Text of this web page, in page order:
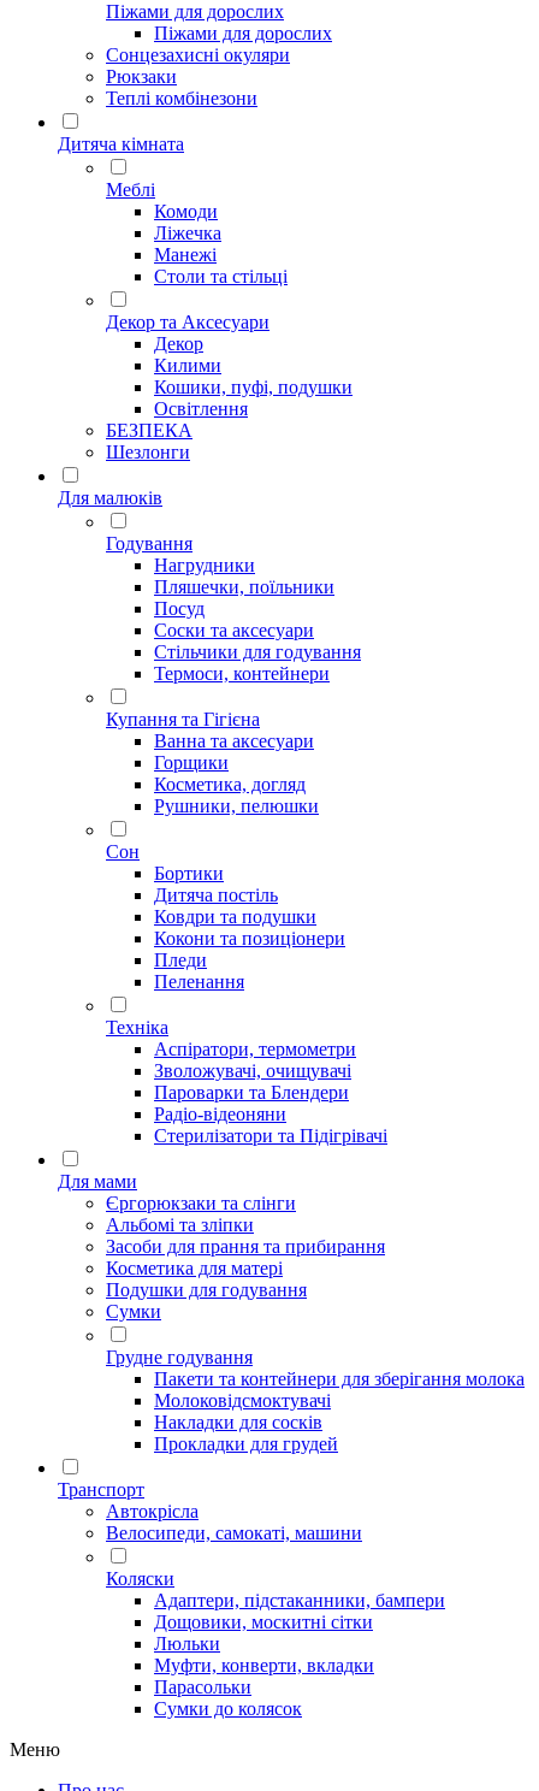
Піжами для дорослих
Піжами для дорослих
Сонцезахисні окуляри
Рюкзаки
Теплі комбінезони
Дитяча кімната
Меблі
Комоди
Ліжечка
Манежі
Столи та стільці
Декор та Аксесуари
Декор
Килими
Кошики, пуфі, подушки
Освітлення
БЕЗПЕКА
Шезлонги
Для малюків
Годування
Нагрудники
Пляшечки, поїльники
Посуд
Соски та аксесуари
Стільчики для годування
Термоси, контейнери
Купання та Гігієна
Ванна та аксесуари
Горщики
Косметика, догляд
Рушники, пелюшки
Сон
Бортики
Дитяча постіль
Ковдри та подушки
Кокони та позиціонери
Пледи
Пеленання
Техніка
Аспіратори, термометри
Зволожувачі, очищувачі
Пароварки та Блендери
Радіо-відеоняни
Стерилізатори та Підігрівачі
Для мами
Єргорюкзаки та слінги
Альбомі та зліпки
Засоби для прання та прибирання
Косметика для матері
Подушки для годування
Сумки
Грудне годування
Пакети та контейнери для зберігання молока
Молоковідсмоктувачі
Накладки для сосків
Прокладки для грудей
Транспорт
Автокрісла
Велосипеди, самокаті, машини
Коляски
Адаптери, підстаканники, бампери
Дощовики, москитні сітки
Люльки
Муфти, конверти, вкладки
Парасольки
Сумки до колясок
Меню